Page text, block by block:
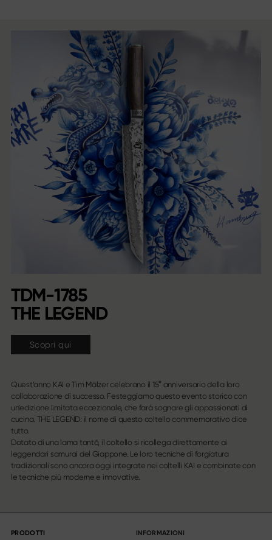
TDM-1785
THE LEGEND
Scopri qui
Quest’anno KAI e Tim Mälzer celebrano il 15° anniversario della loro
collaborazione di successo. Festeggiamo questo evento storico con
un’edizione limitata eccezionale, che farà sognare gli appassionati di
cucina. THE LEGEND: il nome di questo coltello commemorativo dice
tutto.
Dotato di una lama tantō, il coltello si ricollega direttamente ai
leggendari samurai del Giappone. Le loro tecniche di forgiatura
tradizionali sono ancora oggi integrate nei coltelli KAI e combinate con
le tecniche più moderne e innovative.
PRODOTTI INFORMAZIONI